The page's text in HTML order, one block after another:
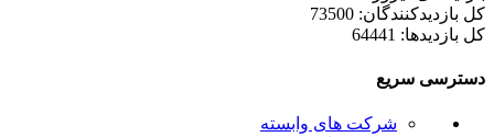
کل بازدیدکنند‌گان: 73500
کل بازدیدها: 64441
دسترسی سریع
شرکت های وابسته